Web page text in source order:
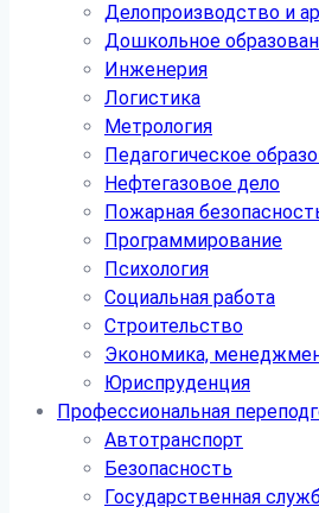
Делопроизводство и
Дошкольное
Инженерия
Логистика
Метрология
Педагогическое
Нефтегазовое дело
Пожарная
Программирование
Психология
Социальная работа
Строительство
Экономика,
Юриспруденция
Профессиональная
Автотранспорт
Безопасность
Государственная